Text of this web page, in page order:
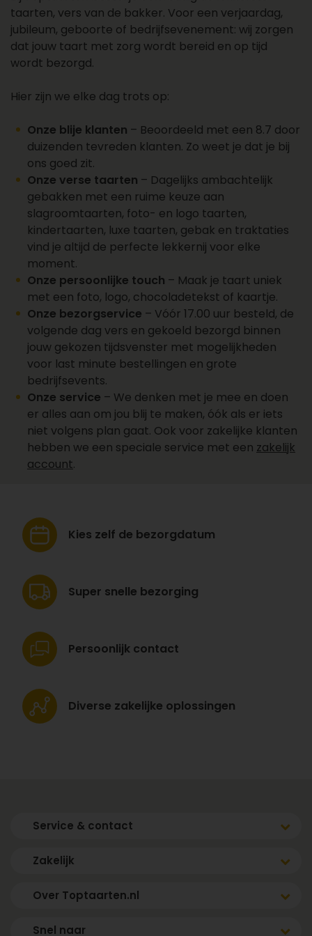
het bestellen van de perfecte taarten voor jouw
gelegenheid.
taarten, vers van de bakker. Voor een verjaardag,
jubileum, geboorte of bedrijfsevenement: wij zorgen
dat jouw taart met zorg wordt bereid en op tijd
wordt bezorgd.
Hier zijn we elke dag trots op:
Onze blije klanten – Beoordeeld met een 8.7 door
duizenden tevreden klanten. Zo weet je dat je bij
ons goed zit.
Onze verse taarten – Dagelijks ambachtelijk
gebakken met een ruime keuze aan
slagroomtaarten, foto- en logo taarten,
kindertaarten, luxe taarten, gebak en traktaties
vind je altijd de perfecte lekkernij voor elke
moment.
Onze persoonlijke touch – Maak je taart uniek
met een foto, logo, chocoladetekst of kaartje.
Onze bezorgservice – Vóór 17.00 uur besteld, de
volgende dag vers en gekoeld bezorgd binnen
jouw gekozen tijdsvenster met mogelijkheden
voor last minute bestellingen en grote
bedrijfsevents.
Onze service – We denken met je mee en doen
er alles aan om jou blij te maken, óók als er iets
niet volgens plan gaat. Ook voor zakelijke klanten
hebben we een speciale service met een zakelijk
account.
Kies zelf de bezorgdatum
Super snelle bezorging
Persoonlijk contact
Diverse zakelijke oplossingen
Service & contact
Zakelijk
Over Toptaarten.nl
Snel naar